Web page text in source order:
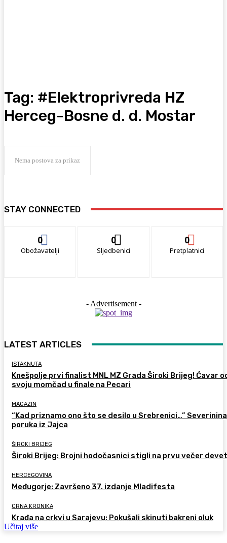
Tag: #Elektroprivreda HZ
Herceg-Bosne d. d. Mostar
Nema postova za prikaz
STAY CONNECTED
0
Obožavatelji
0
Sljedbenici
0
Pretplatnici
- Advertisement -
LATEST ARTICLES
ISTAKNUTA
Knešpolje prvi finalist MNL MZ Grada Široki Brijeg! Ćavar
svoju momčad u finale na Pecari
MAGAZIN
“Kad priznamo ono što se desilo u Srebrenici…” Severinina
poruka iz Jajca
ŠIROKI BRIJEG
Široki Brijeg: Brojni hodočasnici stigli na prvu večer
HERCEGOVINA
Međugorje: Završeno 37. izdanje Mladifesta
CRNA KRONIKA
Krađa na crkvi u Sarajevu: Pokušali skinuti bakreni oluk
Učitaj više